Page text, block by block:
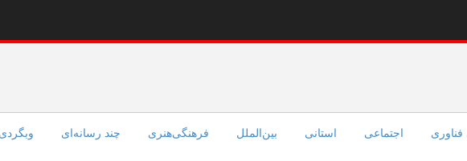
اجتماعی استانی بین‌الملل فرهنگی‌هنری چند رسانه‌ای وبگردی